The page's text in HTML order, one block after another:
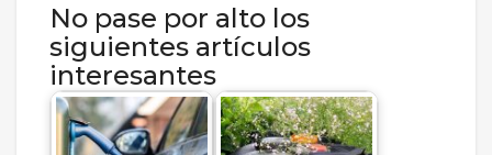
No pase por alto los
siguientes artículos
interesantes